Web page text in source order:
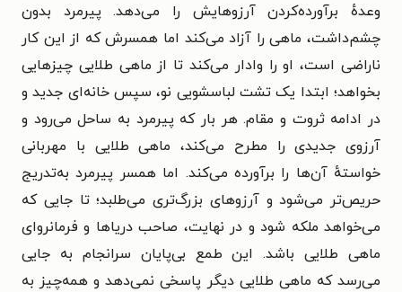
وعدهٔ برآورده‌کردن آرزوهایش را می‌دهد. پیرمرد بدون
چشم‌داشت، ماهی را آزاد می‌کند اما همسرش که از این کار
ناراضی است، او را وادار می‌کند تا از ماهی طلایی چیزهایی
بخواهد؛ ابتدا یک تشت لباسشویی نو، سپس خانه‌ای جدید و
در ادامه ثروت و مقام. هر بار که پیرمرد به ساحل می‌رود و
آرزوی جدیدی را مطرح می‌کند، ماهی طلایی با مهربانی
خواستهٔ آن‌ها را برآورده می‌کند. اما همسر پیرمرد به‌تدریج
حریص‌تر می‌شود و آرزوهای بزرگ‌تری می‌طلبد؛ تا جایی که
می‌خواهد ملکه شود و در نهایت، صاحب دریاها و فرمانروای
ماهی طلایی باشد. این طمع بی‌پایان سرانجام به جایی
می‌رسد که ماهی طلایی دیگر پاسخی نمی‌دهد و همه‌چیز به